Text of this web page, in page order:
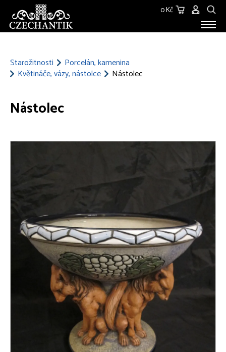
0 Kč
Starožitnosti
Porcelán, kamenina
Květináče, vázy, nástolce
Nástolec
Nástolec